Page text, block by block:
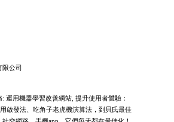
限公司
運用機器學習改善網站, 提升使用者體驗：
啟發法、吃角子老虎機演算法，到貝氏最佳